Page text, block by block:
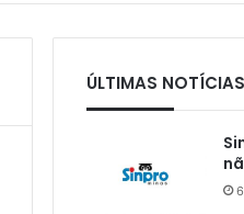
ÚLTIMAS NOTÍCIAS